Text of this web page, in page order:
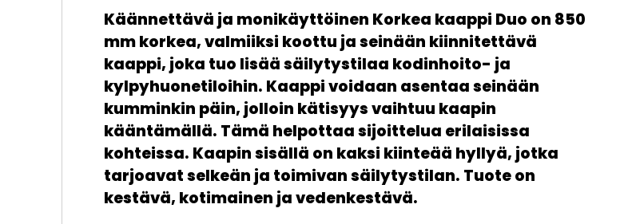
Käännettävä ja monikäyttöinen Korkea kaappi Duo on 850
mm korkea, valmiiksi koottu ja seinään kiinnitettävä
kaappi, joka tuo lisää säilytystilaa kodinhoito- ja
kylpyhuonetiloihin. Kaappi voidaan asentaa seinään
kumminkin päin, jolloin kätisyys vaihtuu kaapin
kääntämällä. Tämä helpottaa sijoittelua erilaisissa
kohteissa. Kaapin sisällä on kaksi kiinteää hyllyä, jotka
tarjoavat selkeän ja toimivan säilytystilan. Tuote on
kestävä, kotimainen ja vedenkestävä.